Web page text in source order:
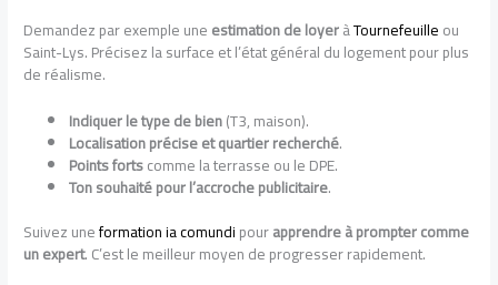
Demandez par exemple uneestimation de loyeràTournefeuilleou
Saint-Lys. Précisez la surface et l’état général du logement pour plus
de réalisme.
Indiquer le type de bien(T3, maison).
Localisation précise et quartier recherché.
Points fortscomme la terrasse ou le DPE.
Ton souhaité pour l’accroche publicitaire.
Suivez uneformation ia comundipourapprendre à prompter comme
un expert. C’est le meilleur moyen de progresser rapidement.